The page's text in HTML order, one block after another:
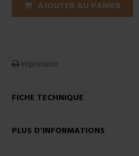
AJOUTER AU PANIER
Impression
FICHE TECHNIQUE
PLUS D'INFORMATIONS